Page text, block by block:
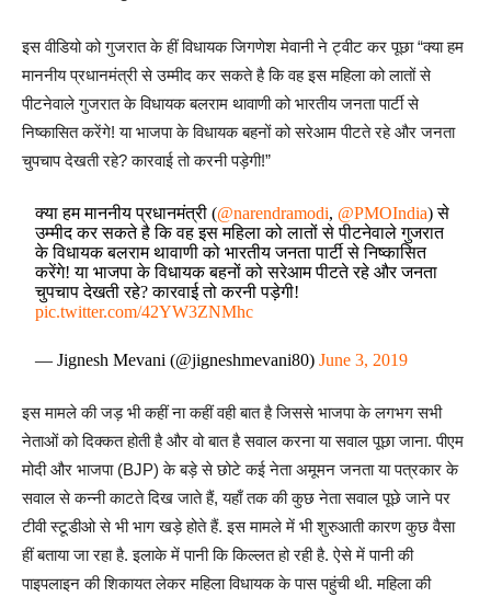
इस वीडियो को गुजरात के हीं विधायक जिगणेश मेवानी ने ट्वीट कर पूछा “क्या हम
माननीय प्रधानमंत्री से उम्मीद कर सकते है कि वह इस महिला को लातों से
पीटनेवाले गुजरात के विधायक बलराम थावाणी को भारतीय जनता पार्टी से
निष्कासित करेंगे! या भाजपा के विधायक बहनों को सरेआम पीटते रहे और जनता
चुपचाप देखती रहे? कारवाई तो करनी पड़ेगी!”
क्या हम माननीय प्रधानमंत्री (@narendramodi, @PMOIndia) से
उम्मीद कर सकते है कि वह इस महिला को लातों से पीटनेवाले गुजरात
के विधायक बलराम थावाणी को भारतीय जनता पार्टी से निष्कासित
करेंगे! या भाजपा के विधायक बहनों को सरेआम पीटते रहे और जनता
चुपचाप देखती रहे? कारवाई तो करनी पड़ेगी!
pic.twitter.com/42YW3ZNMhc
— Jignesh Mevani (@jigneshmevani80)June 3, 2019
इस मामले की जड़ भी कहीं ना कहीं वही बात है जिससे भाजपा के लगभग सभी
नेताओं को दिक्कत होती है और वो बात है सवाल करना या सवाल पूछा जाना. पीएम
मोदी और भाजपा (BJP) के बड़े से छोटे कई नेता अमूमन जनता या पत्रकार के
सवाल से कन्नी काटते दिख जाते हैं, यहाँ तक की कुछ नेता सवाल पूछे जाने पर
टीवी स्टूडीओ से भी भाग खड़े होते हैं. इस मामले में भी शुरुआती कारण कुछ वैसा
हीं बताया जा रहा है. इलाके में पानी कि किल्लत हो रही है. ऐसे में पानी की
पाइपलाइन की शिकायत लेकर महिला विधायक के पास पहुंची थी. महिला की